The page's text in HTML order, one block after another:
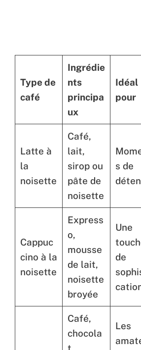
Type de
café
Ingrédie
nts
principa
ux
Idéal
pour
Latte à
la
noisette
Café,
lait,
sirop ou
pâte de
noisette
s de
Cappuc
cino à la
noisette
Express
o,
mousse
de lait,
noisette
broyée
Une
de
Café,
chocola
t,
Les